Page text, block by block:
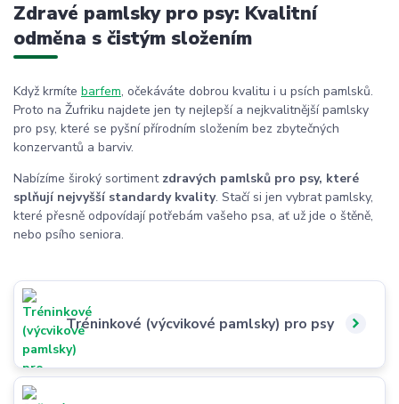
Zdravé pamlsky pro psy: Kvalitní
odměna s čistým složením
Když krmíte barfem, očekáváte dobrou kvalitu i u psích pamlsků.
Proto na Žufriku najdete jen ty nejlepší a nejkvalitnější pamlsky
pro psy, které se pyšní přírodním složením bez zbytečných
konzervantů a barviv.
Nabízíme široký sortiment zdravých pamlsků pro psy, které
splňují nejvyšší standardy kvality. Stačí si jen vybrat pamlsky,
které přesně odpovídají potřebám vašeho psa, ať už jde o štěně,
nebo psího seniora.
Tréninkové (výcvikové pamlsky) pro psy